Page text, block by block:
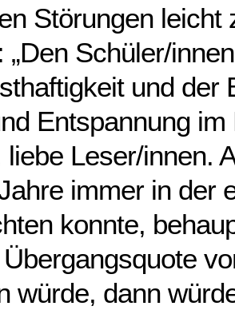
Störungen leicht
„Den Schüler/
und der
Entspannung im
liebe Leser/innen.
immer in der
konnte,
würde, dann